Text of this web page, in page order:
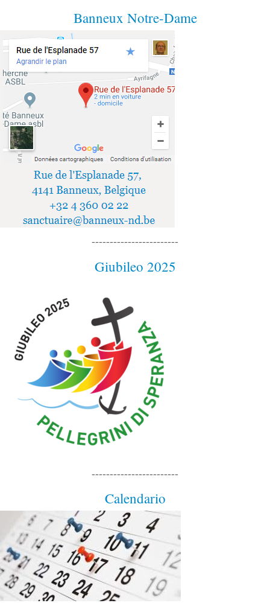
Banneux Notre-Dame
------------------------
Giubileo 2025
------------------------
Calendario